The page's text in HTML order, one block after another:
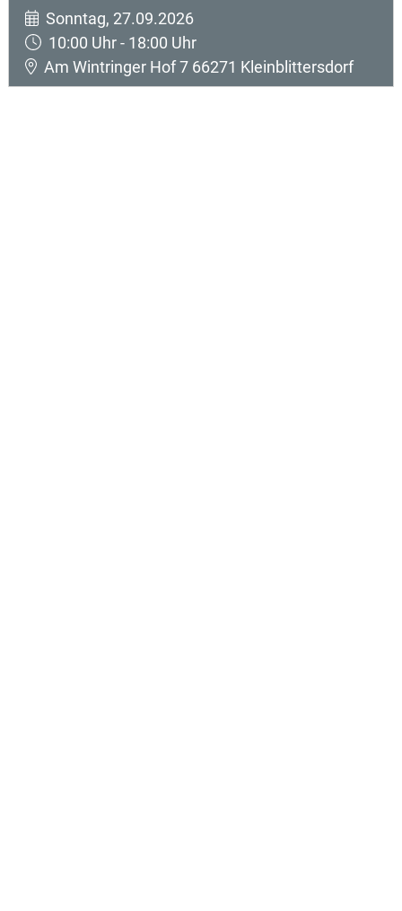
Sonntag, 27.09.2026
10:00 Uhr - 18:00 Uhr
Am Wintringer Hof 7 66271 Kleinblittersdorf